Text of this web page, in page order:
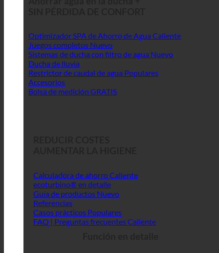
Optimizador SPA de Ahorro de Agua
Juegos completos
Sistemas de ducha con filtro de agua
Ducha de lluvia
Restrictor de caudal de agua
Accesorios
Bolsa de medición GRATIS
Calculadora de ahorro
ecoturbino® en detalle
Guía de productos
Referencias
Casos prácticos
FAQ | Preguntas frecuentes